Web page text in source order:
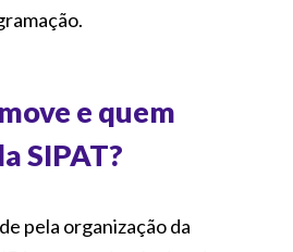
e quem
SIPAT?
pela organização da